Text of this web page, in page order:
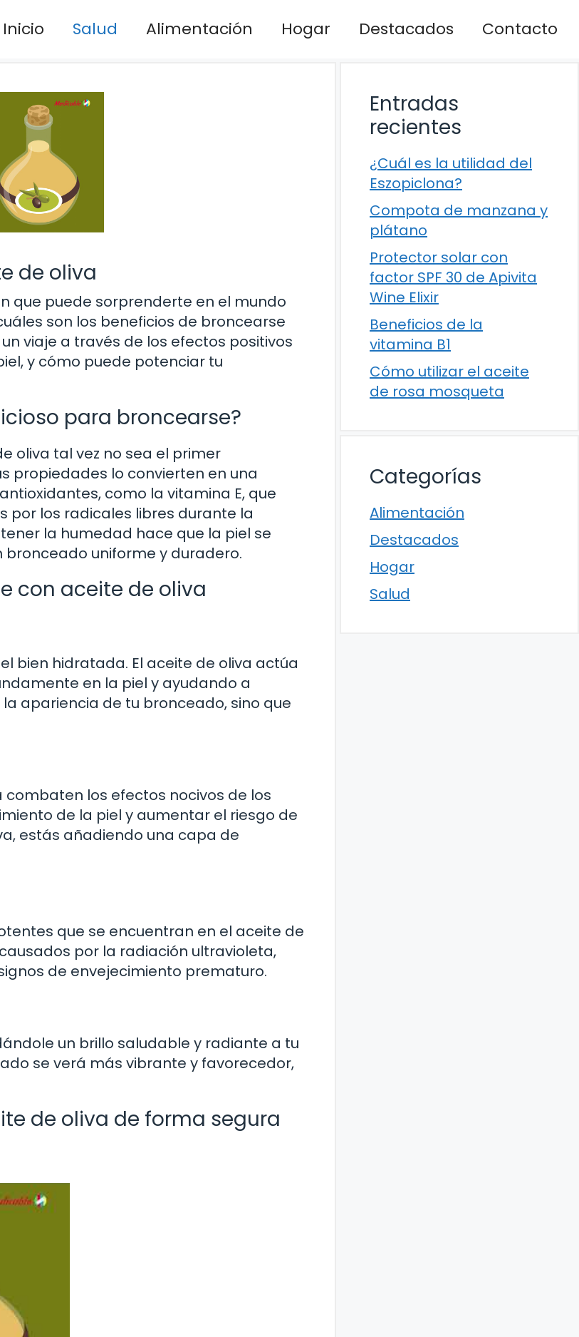
Inicio Salud Alimentación Hogar Destacados Contacto
de oliva
que puede sorprenderte en el mundo
son los beneficios de broncearse
viaje a través de los efectos positivos
y cómo puede potenciar tu
para broncearse?
oliva tal vez no sea el primer
propiedades lo convierten en una
como la vitamina E, que
por los radicales libres durante la
la humedad hace que la piel se
uniforme y duradero.
con aceite de oliva
bien hidratada. El aceite de oliva actúa
en la piel y ayudando a
apariencia de tu bronceado, sino que
los efectos nocivos de los
de la piel y aumentar el riesgo de
estás añadiendo una capa de
que se encuentran en el aceite de
por la radiación ultravioleta,
de envejecimiento prematuro.
un brillo saludable y radiante a tu
se verá más vibrante y favorecedor,
de oliva de forma segura
Entradas
recientes
¿Cuál es la utilidad del
Eszopiclona?
Compota de manzana y
plátano
Protector solar con
factor SPF 30 de Apivita
Wine Elixir
Beneficios de la
vitamina B1
Cómo utilizar el aceite
de rosa mosqueta
Categorías
Alimentación
Destacados
Hogar
Salud